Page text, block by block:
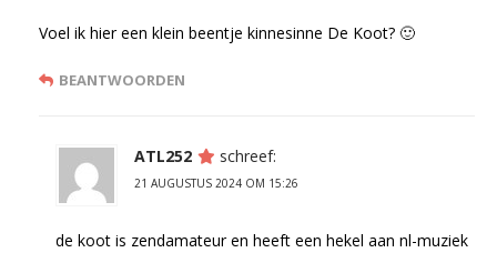
Voel ik hier een klein beentje kinnesinne De Koot? 🙂
BEANTWOORDEN
ATL252 schreef:
21 AUGUSTUS 2024 OM 15:26
de koot is zendamateur en heeft een hekel aan nl-muziek